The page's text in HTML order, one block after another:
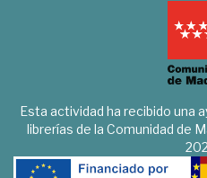
Esta actividad ha recibido una
librerías de la Comunidad de